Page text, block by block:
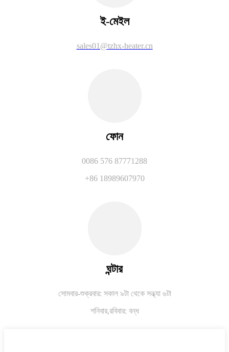
ই-মেইল
sales01@tzhx-heater.cn
ফোন
0086 576 87771288
+86 18989607970
ঘন্টার
সোমবার-শুক্রবার: সকাল ৯টা থেকে সন্ধ্যা ৬টা
শনিবার,রবিবার: বন্ধ